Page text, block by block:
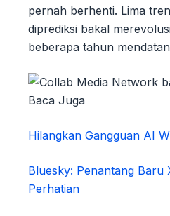
p
pernah berhenti. Lima
diprediksi bakal
beberapa tahun
Baca Juga
Hilangkan Gangguan AI
Bluesky: Penantang Baru
Perhatian